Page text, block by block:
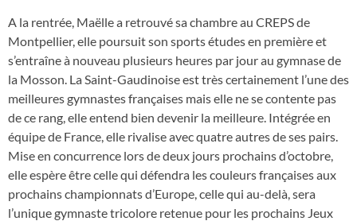
A la rentrée, Maëlle a retrouvé sa chambre au CREPS de
Montpellier, elle poursuit son sports études en première et
s’entraîne à nouveau plusieurs heures par jour au gymnase de
la Mosson. La Saint-Gaudinoise est très certainement l’une des
meilleures gymnastes françaises mais elle ne se contente pas
de ce rang, elle entend bien devenir la meilleure. Intégrée en
équipe de France, elle rivalise avec quatre autres de ses pairs.
Mise en concurrence lors de deux jours prochains d’octobre,
elle espère être celle qui défendra les couleurs françaises aux
prochains championnats d’Europe, celle qui au-delà, sera
l’unique gymnaste tricolore retenue pour les prochains Jeux